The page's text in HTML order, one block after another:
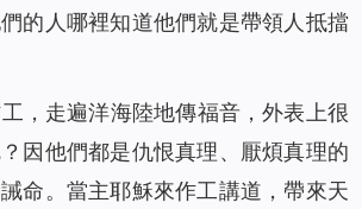
的人哪裡知道他們就是帶領人抵擋
，走遍洋海陸地傳福音，外表上很
因他們都是仇恨真理、厭煩真理的
命。當主耶穌來作工講道，帶來天